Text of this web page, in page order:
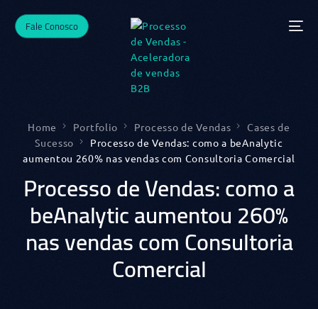
Fale Conosco
Home Portfolio Processo de Vendas
Cases de
Sucesso
Processo de Vendas: como a beAnalytic
aumentou 260% nas vendas com Consultoria Comercial
Processo de Vendas: como a
beAnalytic aumentou 260%
nas vendas com Consultoria
Comercial